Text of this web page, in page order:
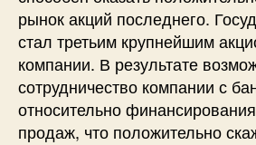
рынок акций последнего.
стал третьим крупнейшим
компании. В результате
сотрудничество компании с
относительно
продаж, что положительно